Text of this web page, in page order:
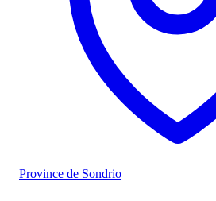
Province de Sondrio